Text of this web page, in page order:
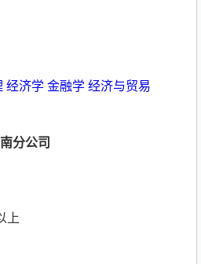
经济学 金融学 经济与贸易
分公司
上